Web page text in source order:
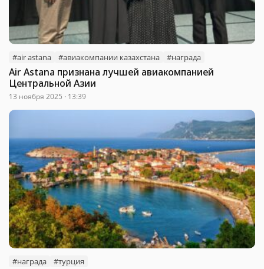
#air astana #авиакомпании казахстана #награда
Air Astana признана лучшей авиакомпанией
Центральной Азии
13 ноября 2025 · 13:39
#награда #турция